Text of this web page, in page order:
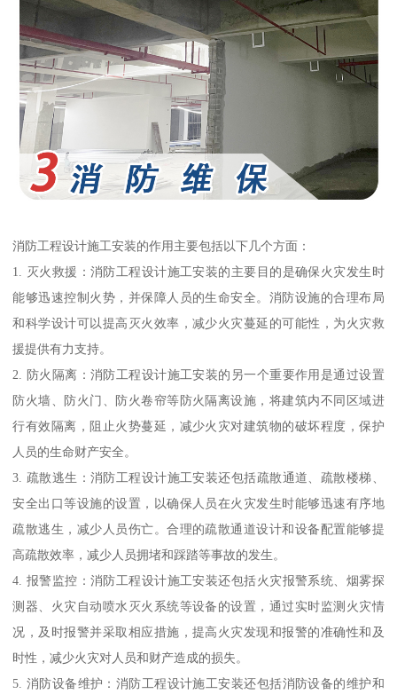
消防工程设计施工安装的作用主要包括以下几个方面：
1. 灭火救援：消防工程设计施工安装的主要目的是确保火灾发生时
能够迅速控制火势，并保障人员的生命安全。消防设施的合理布局
和科学设计可以提高灭火效率，减少火灾蔓延的可能性，为火灾救
援提供有力支持。
2. 防火隔离：消防工程设计施工安装的另一个重要作用是通过设置
防火墙、防火门、防火卷帘等防火隔离设施，将建筑内不同区域进
行有效隔离，阻止火势蔓延，减少火灾对建筑物的破坏程度，保护
人员的生命财产安全。
3. 疏散逃生：消防工程设计施工安装还包括疏散通道、疏散楼梯、
安全出口等设施的设置，以确保人员在火灾发生时能够迅速有序地
疏散逃生，减少人员伤亡。合理的疏散通道设计和设备配置能够提
高疏散效率，减少人员拥堵和踩踏等事故的发生。
4. 报警监控：消防工程设计施工安装还包括火灾报警系统、烟雾探
测器、火灾自动喷水灭火系统等设备的设置，通过实时监测火灾情
况，及时报警并采取相应措施，提高火灾发现和报警的准确性和及
时性，减少火灾对人员和财产造成的损失。
5. 消防设备维护：消防工程设计施工安装还包括消防设备的维护和